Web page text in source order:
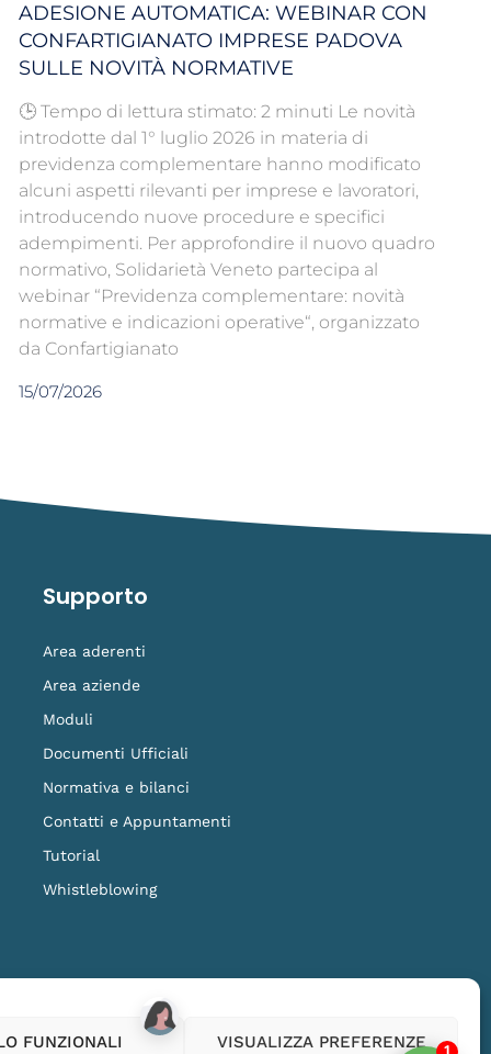
FUNZIONALI VISUALIZZA PREFERENZE
ADESIONE AUTOMATICA: WEBINAR CON
CONFARTIGIANATO IMPRESE PADOVA
SULLE NOVITÀ NORMATIVE
🕒 Tempo di lettura stimato: 2 minuti Le novità
introdotte dal 1° luglio 2026 in materia di
previdenza complementare hanno modificato
alcuni aspetti rilevanti per imprese e lavoratori,
introducendo nuove procedure e specifici
adempimenti. Per approfondire il nuovo quadro
normativo, Solidarietà Veneto partecipa al
webinar “Previdenza complementare: novità
normative e indicazioni operative“, organizzato
da Confartigianato
15/07/2026
Supporto
Area aderenti
Area aziende
Moduli
Documenti Ufficiali
Normativa e bilanci
Contatti e Appuntamenti
Tutorial
Whistleblowing